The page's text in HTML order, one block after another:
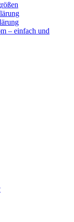
– einfach und